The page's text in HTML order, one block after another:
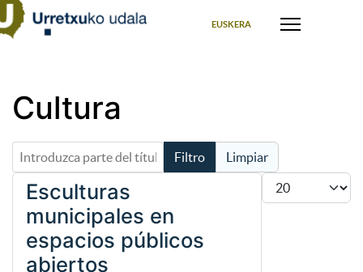
EUSKERA
Cultura
Introduzca parte del título Filtro
Limpiar
Cantidad
Esculturas
municipales en
espacios públicos
abiertos